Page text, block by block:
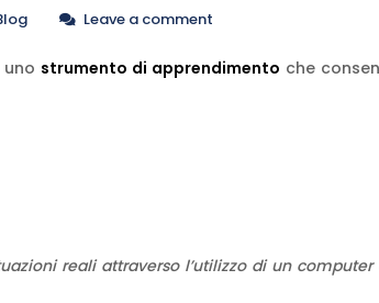
Leave a comment
strumento di apprendimento che
reali attraverso l’utilizzo di un